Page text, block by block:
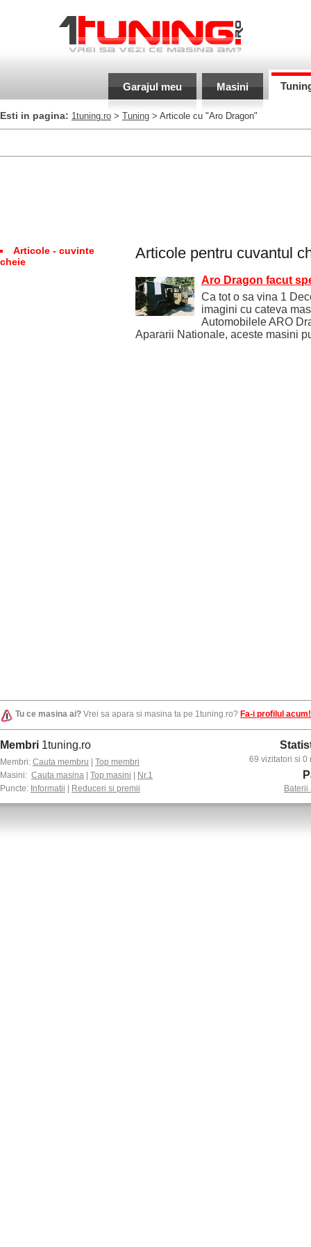
Garajul meu Masini
Esti in pagina: 1tuning.ro > Tuning > Articole cu "Aro Dragon"
Articole - cuvinte
cheie
Articole pentru cuvantul
Aro Dragon facut
Ca tot o sa vina 1
imagini cu cateva
Automobilele ARO
Apararii Nationale, aceste masini
Tu ce masina ai? Vrei sa apara si masina ta pe 1tuning.ro? Fa-i profilul acum!
Membri 1tuning.ro
Membri: Cauta membru
Top membri
Masini: Cauta masina Top masini
Nr.1
Puncte: Informatii Reduceri si premii
69 vizitatori si 0